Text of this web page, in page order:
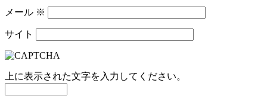
メール ※
サイト
上に表示された文字を入力してください。